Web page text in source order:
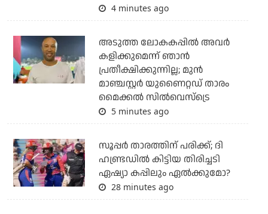
4 minutes ago
അടുത്ത ലോകകപ്പില്‍ അവര്‍
കളിക്കുമെന്ന് ഞാന്‍
പ്രതീക്ഷിക്കുന്നില്ല; മുന്‍
മാഞ്ചസ്റ്റര്‍ യുണൈറ്റഡ് താരം
മൈക്കൽ സില്‍വെസ്‌ട്രെ
5 minutes ago
സൂപ്പര്‍ താരത്തിന് പരിക്ക്; ദി
ഹണ്ട്രഡില്‍ കിട്ടിയ തിരിച്ചടി
ഏഷ്യാ കപ്പിലും ഏല്‍ക്കുമോ?
28 minutes ago